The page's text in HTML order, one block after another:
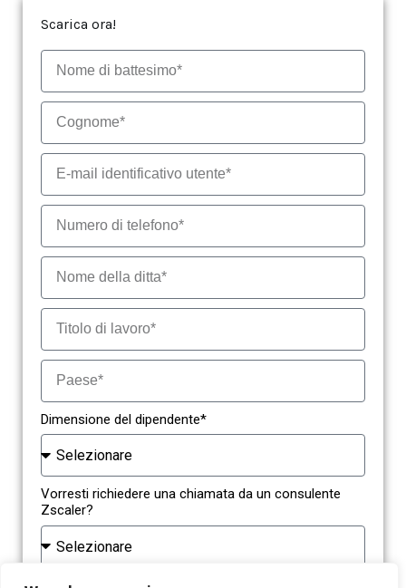
Scarica ora!
Dimensione del dipendente*
Vorresti richiedere una chiamata da un consulente
Zscaler?